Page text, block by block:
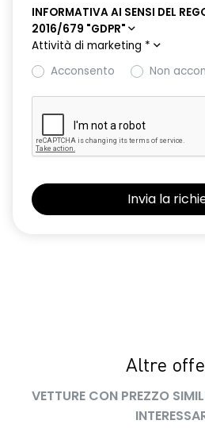
INFORMATIVA AI SENSI DEL
2016/679 "GDPR"
Attività di marketing *
Acconsento
Non
Altre
VETTURE CON PREZZO